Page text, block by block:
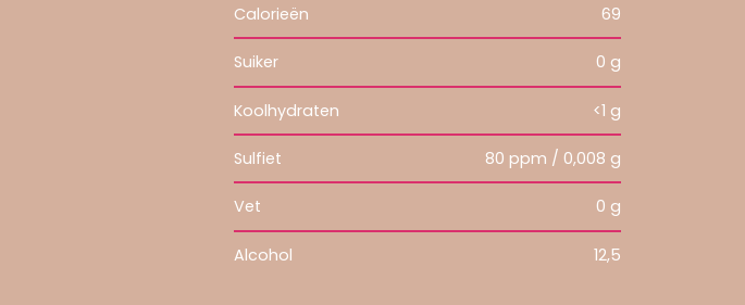
Calorieën 69
Suiker 0 g
Koolhydraten <1 g
Sulfiet 80 ppm / 0,008 g
Vet 0 g
Alcohol 12,5